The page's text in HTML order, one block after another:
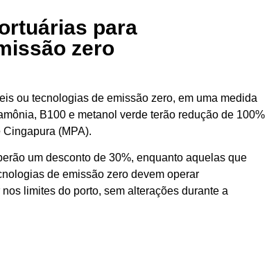
para
zero
ou tecnologias de emissão zero, em uma medida
B100 e metanol verde terão redução de 100%
(MPA).
um desconto de 30%, enquanto aquelas que
de emissão zero devem operar
limites do porto, sem alterações durante a